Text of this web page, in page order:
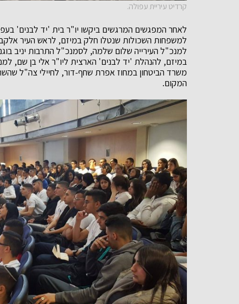
קרדיט עיריית עפולה.
לאחר המפגשים המרגשים ביקשו יו"ר בית 'יד לבנים'
למשפחות השכולות שנטלו חלק במיזם, לראש העיר
למנכ"ל העירייה שלום שלמה, לסמנכ"ל התרבות יניב
במיזם, להנהלת 'יד לבנים' הארצית ליו"ר אלי בן שם,
משרד הביטחון במחוז אפרת שחף-דור, לחיילי צה"ל
המקום.